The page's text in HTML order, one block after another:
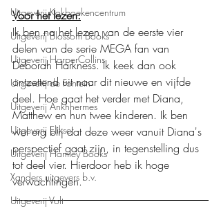
Uitgeverij Kokboekencentrum
Uitgeverij Blossom Books
Uitgeverij HarperCollins
Uitgeverij de Fontein
Uitgeverij Ankhhermes
Uitgeverij Elikser
Uitgeverij Hamley Books
Xanders uitgevers b.v.
Uitgeverij Volt
Voor het lezen:
Ik ben na het lezen van de eerste vier
delen van de serie MEGA fan van
Deborah Harkness. Ik keek dan ook
ontzettend uit naar dit nieuwe en vijfde
deel. Hoe gaat het verder met Diana,
Matthew en hun twee kinderen. Ik ben
wel erg blij dat deze weer vanuit Diana's
perspectief gaat zijn, in tegenstelling dus
tot deel vier. Hierdoor heb ik hoge
verwachtingen.